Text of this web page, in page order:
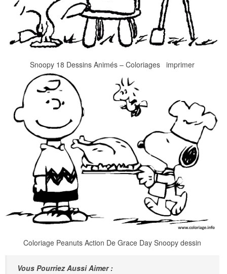
Snoopy 18 Dessins Animés – Coloriages imprimer
Coloriage Peanuts Action De Grace Day Snoopy dessin
Vous Pourriez Aussi Aimer :